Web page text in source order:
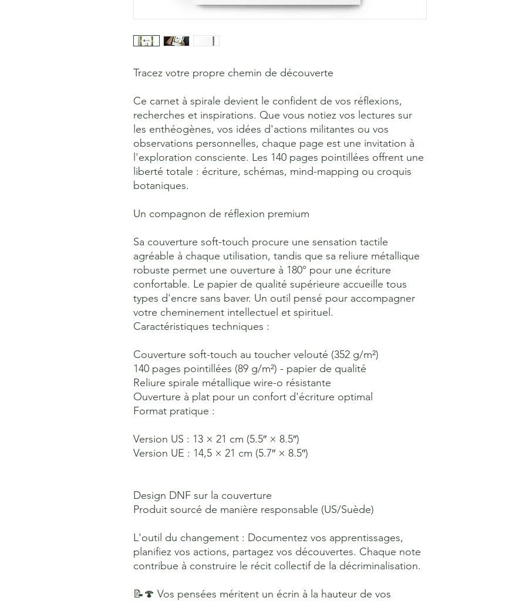
Tracez votre propre chemin de découverte
Ce carnet à spirale devient le confident de vos réflexions,
recherches et inspirations. Que vous notiez vos lectures sur
les enthéogènes, vos idées d'actions militantes ou vos
observations personnelles, chaque page est une invitation à
l'exploration consciente. Les 140 pages pointillées offrent une
liberté totale : écriture, schémas, mind-mapping ou croquis
botaniques.
Un compagnon de réflexion premium
Sa couverture soft-touch procure une sensation tactile
agréable à chaque utilisation, tandis que sa reliure métallique
robuste permet une ouverture à 180° pour une écriture
confortable. Le papier de qualité supérieure accueille tous
types d'encre sans baver. Un outil pensé pour accompagner
votre cheminement intellectuel et spirituel.
Caractéristiques techniques :
Couverture soft-touch au toucher velouté (352 g/m²)
140 pages pointillées (89 g/m²) - papier de qualité
Reliure spirale métallique wire-o résistante
Ouverture à plat pour un confort d'écriture optimal
Format pratique :
Version US : 13 × 21 cm (5.5″ × 8.5″)
Version UE : 14,5 × 21 cm (5.7″ × 8.5″)
Design DNF sur la couverture
Produit sourcé de manière responsable (US/Suède)
L'outil du changement : Documentez vos apprentissages,
planifiez vos actions, partagez vos découvertes. Chaque note
contribue à construire le récit collectif de la décriminalisation.
📝🍄 Vos pensées méritent un écrin à la hauteur de vos